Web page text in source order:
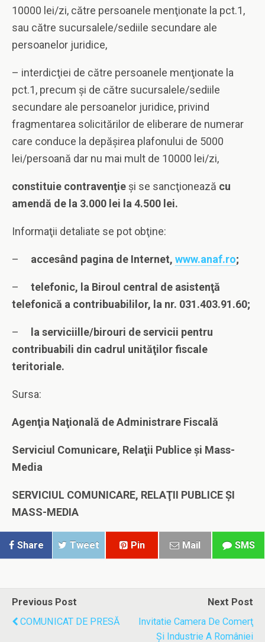
10000 lei/zi, către persoanele menţionate la pct.1,
sau către sucursalele/sediile secundare ale
persoanelor juridice,
– interdicţiei de către persoanele menţionate la
pct.1, precum şi de către sucursalele/sediile
secundare ale persoanelor juridice, privind
fragmentarea solicitărilor de eliberare de numerar
care conduce la depăşirea plafonului de 5000
lei/persoană dar nu mai mult de 10000 lei/zi,
constituie contravenţie şi se sancţionează cu
amendă de la 3.000 lei la 4.500 lei.
Informaţii detaliate se pot obţine:
– accesând pagina de Internet, www.anaf.ro;
– telefonic, la Biroul central de asistenţă
telefonică a contribuabililor, la nr. 031.403.91.60;
–
la serviciille/birouri de servicii pentru
contribuabili din cadrul unităţilor fiscale
teritoriale.
Sursa:
Agenţia Naţională de Administrare Fiscală
Serviciul Comunicare, Relaţii Publice şi Mass-
Media
SERVICIUL COMUNICARE, RELAŢII PUBLICE ŞI
MASS-MEDIA
Share Tweet Pin Mail SMS
Previous Post
COMUNICAT DE PRESĂ
Next Post
Invitatie Camera De Comerţ
Şi Industrie A României